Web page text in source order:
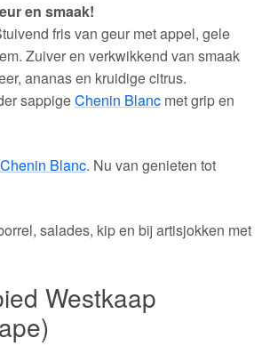
en smaak!
fris van geur met appel, gele
Zuiver en verkwikkend van smaak
ananas en kruidige citrus.
sappigeChenin Blancmet grip en
Chenin Blanc. Nu van genieten tot
salades, kip en bij artisjokken met
Westkaap